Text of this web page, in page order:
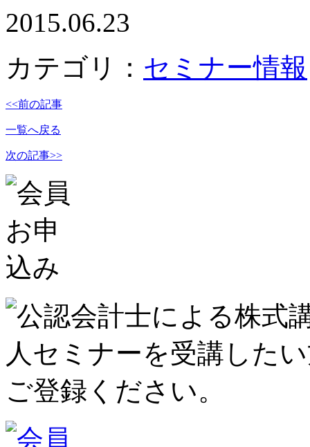
2015.06.23
カテゴリ： セミナー情報
<<前の記事
一覧へ戻る
次の記事>>